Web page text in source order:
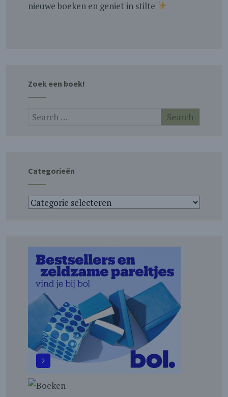
nieuwe boeken en geniet in stilte
Zoek een boek!
Categorieën
Categorieën